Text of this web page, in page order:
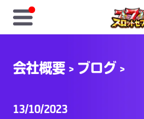
会社概要 > ブログ >
13/10/2023